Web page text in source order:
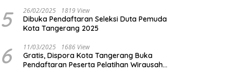
5 26/02/2025 1819 View
Dibuka Pendaftaran Seleksi Duta Pemuda
Kota Tangerang 2025
6 11/03/2025 1686 View
Gratis, Dispora Kota Tangerang Buka
Pendaftaran Peserta Pelatihan Wirausaha